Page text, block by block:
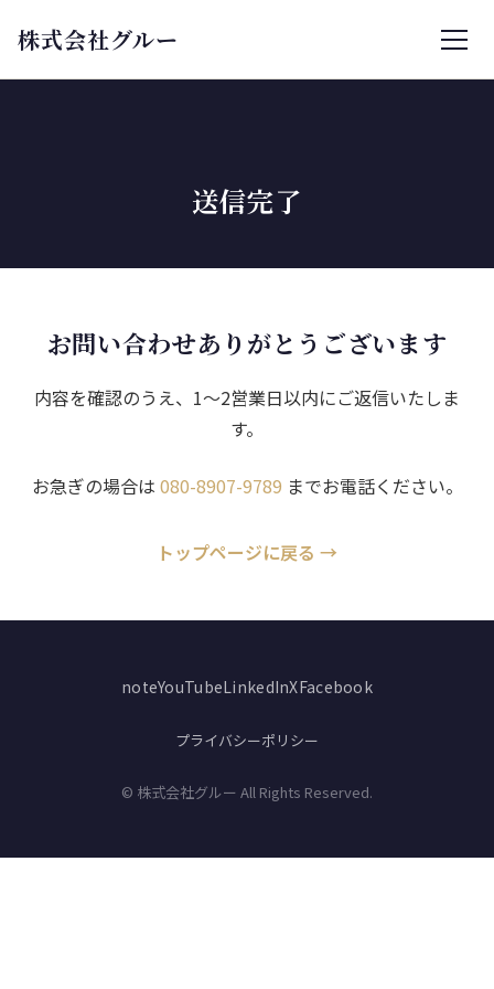
株式会社グルー
送信完了
お問い合わせありがとうございます
内容を確認のうえ、1〜2営業日以内にご返信いたしま
す。
お急ぎの場合は 080-8907-9789 までお電話ください。
トップページに戻る →
noteYouTubeLinkedInXFacebook
プライバシーポリシー
© 株式会社グルー All Rights Reserved.